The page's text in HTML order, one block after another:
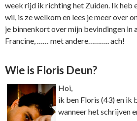
week rijd ik richting het Zuiden. Ik heb
wil, is ze welkom en lees je meer over
je binnenkort over mijn bevindingen in
Francine, …… met andere……….. ach!
Wie is Floris Deun?
Hoi,
ik ben Floris (43) en ik
wanneer het schrijven